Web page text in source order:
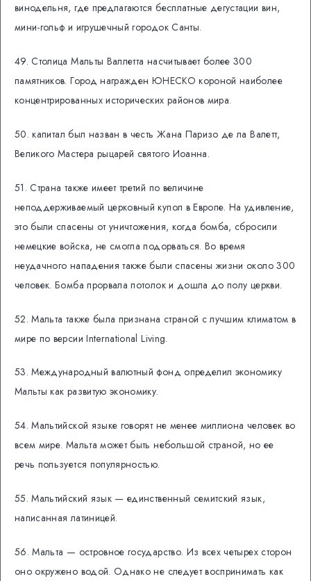
винодельня, где предлагаются бесплатные дегустации вин,
мини-гольф и игрушечный городок Санты.
49. Столица Мальты Валлетта насчитывает более 300
памятников. Город награжден ЮНЕСКО короной наиболее
концентрированных исторических районов мира.
50. капитал был назван в честь Жана Паризо де ла Валетт,
Великого Мастера рыцарей святого Иоанна.
51. Страна также имеет третий по величине
неподдерживаемый церковный купол в Европе. На удивление,
это были спасены от уничтожения, когда бомба, сбросили
немецкие войска, не смогла подорваться. Во время
неудачного нападения также были спасены жизни около 300
человек. Бомба прорвала потолок и дошла до полу церкви.
52. Мальта также была признана страной с лучшим климатом в
мире по версии International Living.
53. Международный валютный фонд определил экономику
Мальты как развитую экономику.
54. Мальтийской языке говорят не менее миллиона человек во
всем мире. Мальта может быть небольшой страной, но ее
речь пользуется популярностью.
55. Мальтийский язык — единственный семитский язык,
написанная латиницей.
56. Мальта — островное государство. Из всех четырех сторон
оно окружено водой. Однако не следует воспринимать как